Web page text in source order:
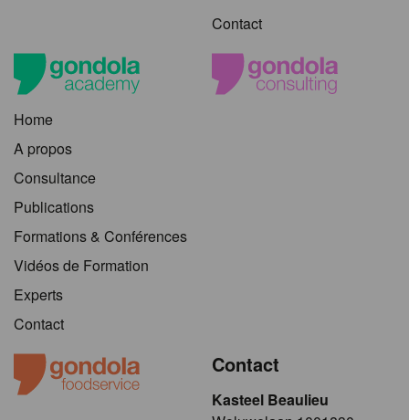
Contact
Home
A propos
Consultance
Publications
Formations & Conférences
Vidéos de Formation
Experts
Contact
Contact
Kasteel Beaulieu